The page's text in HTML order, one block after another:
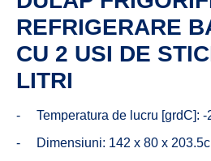
REFRIGERARE
CU 2 USI DE
LITRI
Temperatura de lucru [grdC]: -
Dimensiuni: 142 x 80 x